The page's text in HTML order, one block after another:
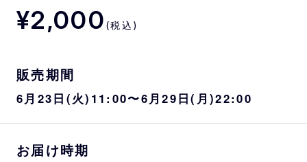
¥2,000 (税込)
販売期間
6月23日(火)11:00〜6月29日(月)22:00
お届け時期